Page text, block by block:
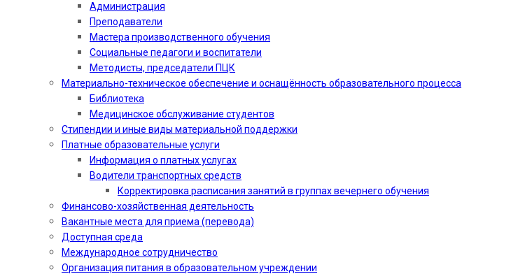
Администрация
Преподаватели
Мастера производственного обучения
Социальные педагоги и воспитатели​
Методисты, председатели ПЦК
Материально-техническое обеспечение и оснащённость образовательного процесса
Библиотека
Медицинское обслуживание студентов
Стипендии и иные виды материальной поддержки
Платные образовательные услуги
Информация о платных услугах
Водители транспортных средств
Корректировка расписания занятий в группах вечернего обучения
Финансово-хозяйственная деятельность
Вакантные места для приема (перевода)
Доступная среда
Международное сотрудничество
Организация питания в образовательном учреждении